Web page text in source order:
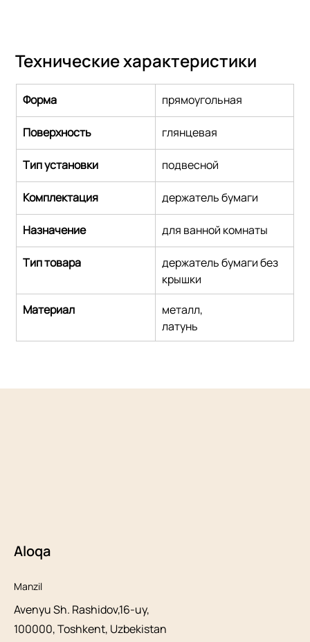
Технические характеристики
Форма прямоугольная
Поверхность глянцевая
Тип установки подвесной
Комплектация держатель бумаги
Назначение для ванной комнаты
Тип товара
держатель бумаги без
крышки
Материал
металл,
латунь
Aloqa
Manzil
Avenyu Sh. Rashidov,16-uy,
100000, Toshkent, Uzbekistan